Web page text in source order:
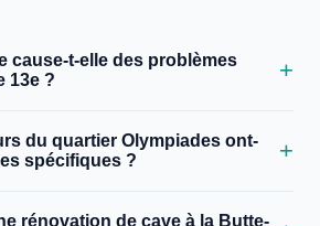
cause-t-elle des problèmes
13e ?
du quartier Olympiades ont-
spécifiques ?
rénovation de cave à la Butte-